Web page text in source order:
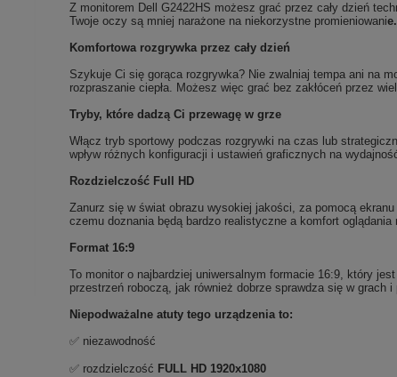
Z monitorem Dell G2422HS możesz grać przez cały dzień
Twoje oczy są mniej narażone na niekorzystne promieniowanie.
Komfortowa rozgrywka przez cały dzień
Szykuje Ci się gorąca rozgrywka? Nie zwalniaj tempa ani na
rozpraszanie ciepła. Możesz więc grać bez zakłóceń przez
Tryby, które dadzą Ci przewagę w grze
Włącz tryb sportowy podczas rozgrywki na czas lub
wpływ różnych konfiguracji i ustawień graficznych na
Rozdzielczość Full HD
Zanurz się w świat obrazu wysokiej jakości, za pomocą
czemu doznania będą bardzo realistyczne a komfort oglądania
Format 16:9
To monitor o najbardziej uniwersalnym formacie 16:9, który
przestrzeń roboczą, jak również dobrze sprawdza się w grach i
Niepodważalne atuty tego urządzenia to:
✅ niezawodność
✅ rozdzielczość FULL HD 1920x1080